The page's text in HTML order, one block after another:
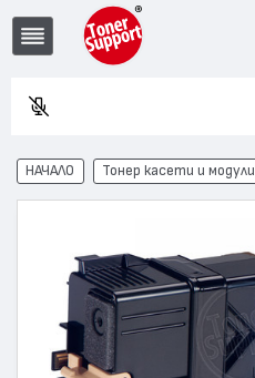
НАЧАЛО Тонер касети и модули